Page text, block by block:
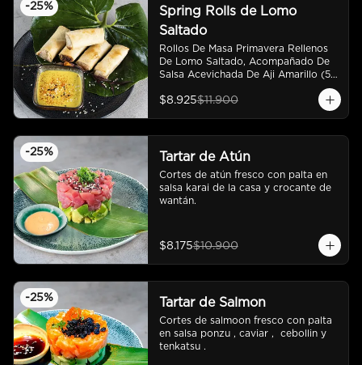
-25%
Spring Rolls de Lomo
Saltado
Rollos De Masa Primavera Rellenos
De Lomo Saltado, Acompañado De
Salsa Acevichada De Aji Amarillo (5
$8.925$11.900
-25% Tartar de Atún
Cortes de atún fresco con palta en
salsa karai de la casa y crocante de
wantán.
$8.175$10.900
-25% Tartar de Salmon
Cortes de salmoon fresco con palta
en salsa ponzu , caviar ,  cebollin y
tenkatsu .